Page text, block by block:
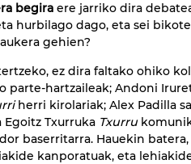
begira ere jarriko dira
hurbilago dago, eta sei
gehien?
ez dira faltako ohiko
parte-hartzaileak; Andoni
herri kirolariak; Alex Padilla
Egoitz Txurruka Txurru
baserritarra. Hauekin
kanporatuak, eta